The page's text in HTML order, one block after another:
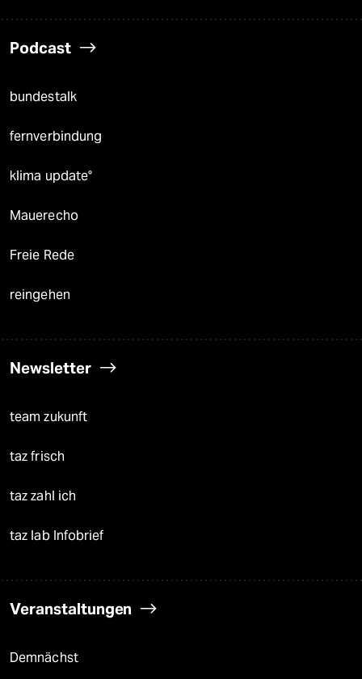
Podcast
bundestalk
fernverbindung
klima update°
Mauerecho
Freie Rede
reingehen
Newsletter
team zukunft
taz frisch
taz zahl ich
taz lab Infobrief
Veranstaltungen
Demnächst